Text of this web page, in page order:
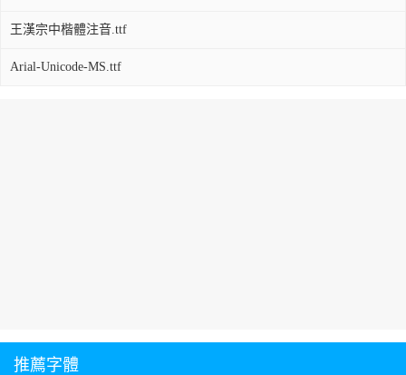
王漢宗中楷體注音.ttf
Arial-Unicode-MS.ttf
推薦字體